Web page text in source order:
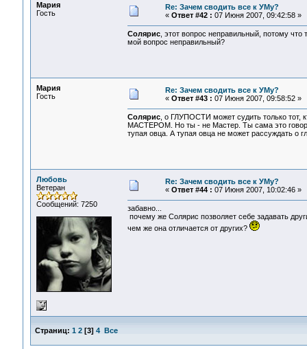
Мария
Гость
Re: Зачем сводить все к УМу?
« Ответ #42 : 07 Июня 2007, 09:42:58 »
Солярис, этот вопрос неправильный, потому
мой вопрос неправильный?
Мария
Гость
Re: Зачем сводить все к УМу?
« Ответ #43 : 07 Июня 2007, 09:58:52 »
Солярис, о ГЛУПОСТИ может судить только тот,
МАСТЕРОМ. Но ты - не Мастер. Ты сама это
тупая овца. А тупая овца не может рассуждать о
Любовь
Ветеран
Сообщений: 7250
Re: Зачем сводить все к УМу?
« Ответ #44 : 07 Июня 2007, 10:02:46 »
забавно...
почему же Солярис позволяет себе задавать
чем же она отличается от других?
Страниц: 1 2[3] 4 Все